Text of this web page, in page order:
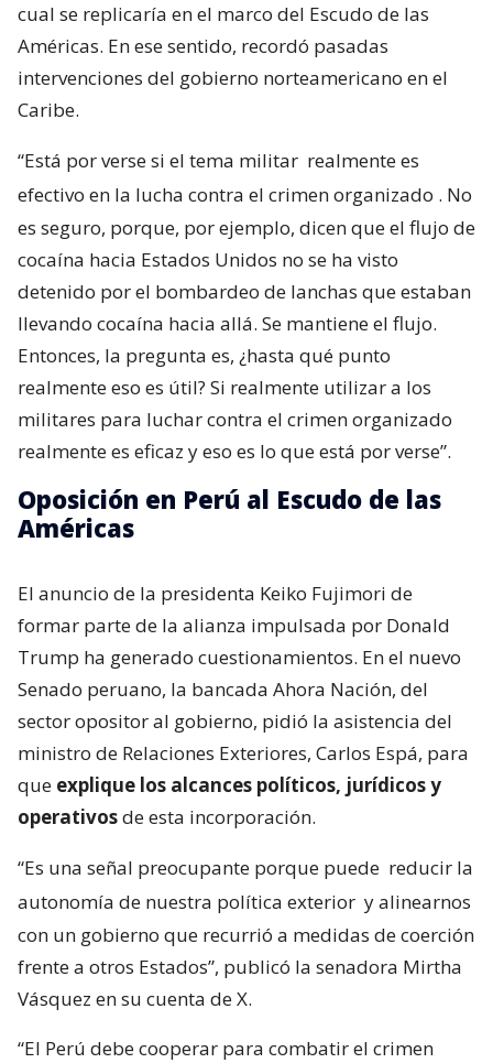
cual se replicaría en el marco del Escudo de las
Américas. En ese sentido, recordó pasadas
intervenciones del gobierno norteamericano en el
Caribe.
“Está por verse si el tema militar realmente es
efectivo en la lucha contra el crimen organizado . No
es seguro, porque, por ejemplo, dicen que el flujo de
cocaína hacia Estados Unidos no se ha visto
detenido por el bombardeo de lanchas que estaban
llevando cocaína hacia allá. Se mantiene el flujo.
Entonces, la pregunta es, ¿hasta qué punto
realmente eso es útil? Si realmente utilizar a los
militares para luchar contra el crimen organizado
realmente es eficaz y eso es lo que está por verse”.
Oposición en Perú al Escudo de las
Américas
El anuncio de la presidenta Keiko Fujimori de
formar parte de la alianza impulsada por Donald
Trump ha generado cuestionamientos. En el nuevo
Senado peruano, la bancada Ahora Nación, del
sector opositor al gobierno, pidió la asistencia del
ministro de Relaciones Exteriores, Carlos Espá, para
que explique los alcances políticos, jurídicos y
operativosde esta incorporación.
“Es una señal preocupante porque puede reducir la
autonomía de nuestra política exterior y alinearnos
con un gobierno que recurrió a medidas de coerción
frente a otros Estados”, publicó la senadora Mirtha
Vásquez en su cuenta de X.
“El Perú debe cooperar para combatir el crimen